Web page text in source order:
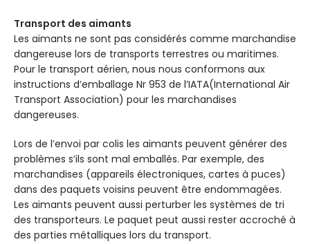
Transport des aimants
Les aimants ne sont pas considérés comme marchandise
dangereuse lors de transports terrestres ou maritimes.
Pour le transport aérien, nous nous conformons aux
instructions d’emballage Nr 953 de l’IATA(International Air
Transport Association) pour les marchandises
dangereuses.
Lors de l’envoi par colis les aimants peuvent générer des
problèmes s’ils sont mal emballés. Par exemple, des
marchandises (appareils électroniques, cartes à puces)
dans des paquets voisins peuvent être endommagées.
Les aimants peuvent aussi perturber les systèmes de tri
des transporteurs. Le paquet peut aussi rester accroché à
des parties métalliques lors du transport.